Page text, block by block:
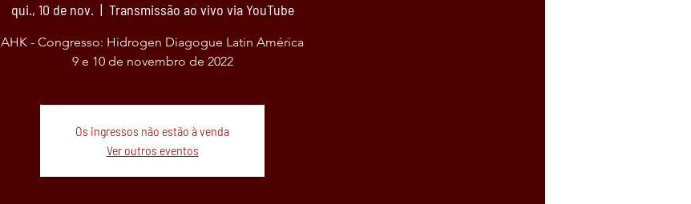
qui., 10 de nov.
  |
Transmissão ao vivo via YouTube
AHK - Congresso: Hidrogen Diagogue Latin América
9 e 10 de novembro de 2022
Os ingressos não estão à venda
Ver outros eventos